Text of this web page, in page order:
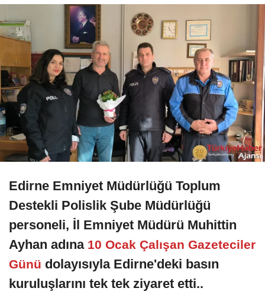
Edirne Emniyet Müdürlüğü Toplum
Destekli Polislik Şube Müdürlüğü
personeli, İl Emniyet Müdürü Muhittin
Ayhan adına 10 Ocak Çalışan Gazeteciler
Günü dolayısıyla Edirne'deki basın
kuruluşlarını tek tek ziyaret etti..